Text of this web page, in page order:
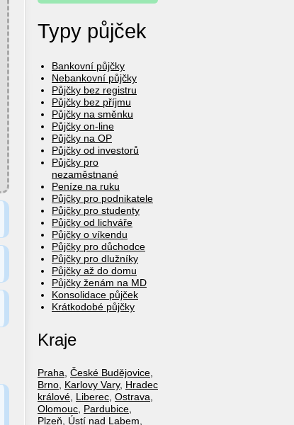
Typy půjček
Bankovní půjčky
Nebankovní půjčky
Půjčky bez registru
Půjčky bez příjmu
Půjčky na směnku
Půjčky on-line
Půjčky na OP
Půjčky od investorů
Půjčky pro
nezaměstnané
Peníze na ruku
Půjčky pro podnikatele
Půjčky pro studenty
Půjčky od lichváře
Půjčky o víkendu
Půjčky pro důchodce
Půjčky pro dlužníky
Půjčky až do domu
Půjčky ženám na MD
Konsolidace půjček
Krátkodobé půjčky
Kraje
Praha, České Budějovice,
Brno, Karlovy Vary, Hradec
králové, Liberec, Ostrava,
Olomouc, Pardubice,
Plzeň, Ústí nad Labem,